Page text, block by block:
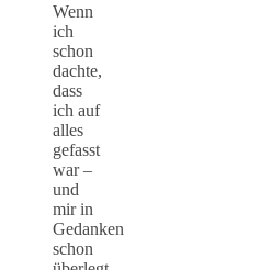
Wenn
ich
schon
dachte,
dass
ich auf
alles
gefasst
war –
und
mir in
Gedanken
schon